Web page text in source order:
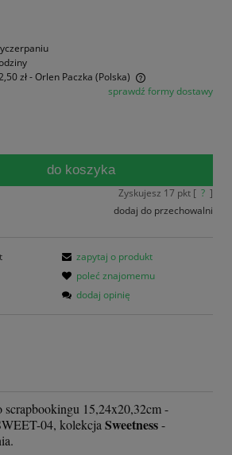
zł- Orlen Paczka (Polska)
kosztów płatnościsprawdź formy dostawy
do koszyka
Zyskujesz 17 pkt [ ? ]
dodaj do przechowalni
zapytaj o produkt
poleć znajomemu
dodaj opinię
15,24x20,32cm -
04, kolekcja Sweetness-